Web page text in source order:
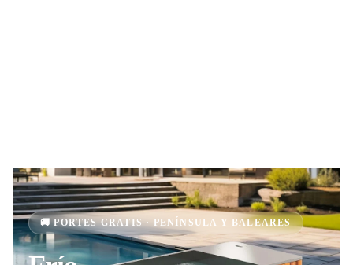
🚚 PORTES GRATIS · PENÍNSULA Y BALEARES